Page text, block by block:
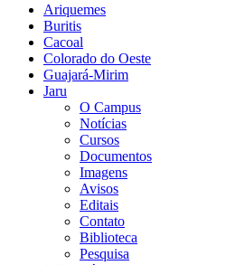
Ariquemes
Buritis
Cacoal
Colorado do Oeste
Guajará-Mirim
Jaru
O Campus
Notícias
Cursos
Documentos
Imagens
Avisos
Editais
Contato
Biblioteca
Pesquisa